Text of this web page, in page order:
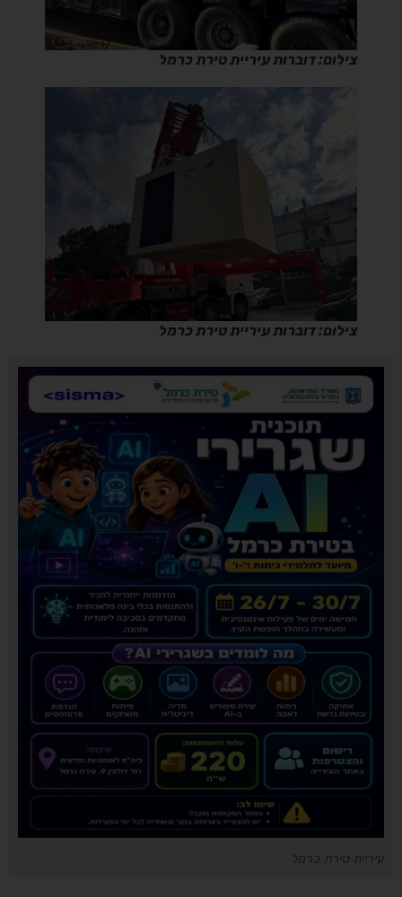
צילום: דוברות עיריית טירת כרמל
צילום: דוברות עיריית טירת כרמל
עיריית טירת כרמל